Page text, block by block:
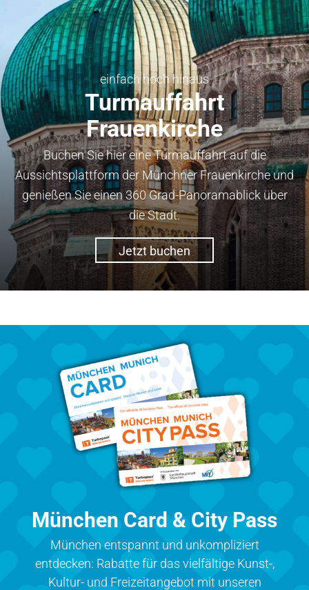
einfach hoch hinaus
Turmauffahrt
Frauenkirche
Buchen Sie hier eine Turmauffahrt auf die
Aussichtsplattform der Münchner Frauenkirche und
genießen Sie einen 360 Grad-Panoramablick über
die Stadt.
Jetzt buchen
München Card & City Pass
München entspannt und unkompliziert
entdecken: Rabatte für das vielfältige Kunst-,
Kultur- und Freizeitangebot mit unseren